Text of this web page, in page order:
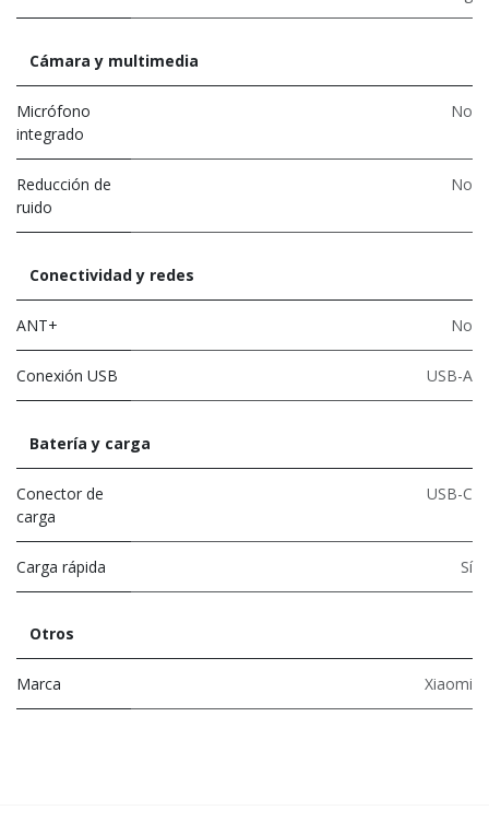
Cámara y multimedia
Micrófono
integrado
No
Reducción de
ruido
No
Conectividad y redes
ANT+ No
Conexión USB USB-A
Batería y carga
Conector de
carga
USB-C
Carga rápida Sí
Otros
Marca Xiaomi